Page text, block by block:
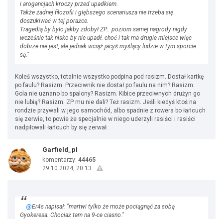
i arogancjach kroczy przed upadkiem.
Także żadnej filozofii i głębszego scenariusza nie trzeba się
doszukiwać w tej porażce.
Tragedią by było jakby zdobył ZP… poziom samej nagrody nigdy
wcześnie tak nisko by nie upadł. choć i tak ma drugie miejsce więc
dobrze nie jest, ale jednak wciąż jacyś myślący ludzie w tym sporcie
są."
Koleś wszystko, totalnie wszystko podpina pod rasizm. Dostał kartkę
po faulu? Rasizm. Przeciwnik nie dostał po faulu na nim? Rasizm.
Gola nie uznano bo spalony? Rasizm. Kibice przeciwnych drużyn go
nie lubią? Rasizm. ZP mu nie dali? Też rasizm. Jeśli kiedyś ktoś na
rondzie przywali w jego samochód, albo spadnie z rowera bo łańcuch
się zerwie, to powie że specjalnie w niego uderzyli rasiści i rasiści
nadpiłowali łańcuch by się zerwał.
Garfield_pl
komentarzy: 44465
29.10.2024, 20:13
@Er4s napisał: "martwi tylko że może pociągnąć za sobą
Gyokeresa. Chociaż tam na 9-ce ciasno."